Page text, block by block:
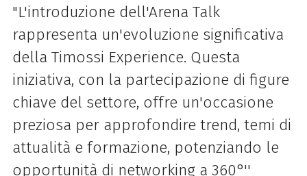
"L'introduzione dell'Arena Talk
rappresenta un'evoluzione significativa
della Timossi Experience. Questa
iniziativa, con la partecipazione di figure
chiave del settore, offre un'occasione
preziosa per approfondire trend, temi di
attualità e formazione, potenziando le
opportunità di networking a 360°''